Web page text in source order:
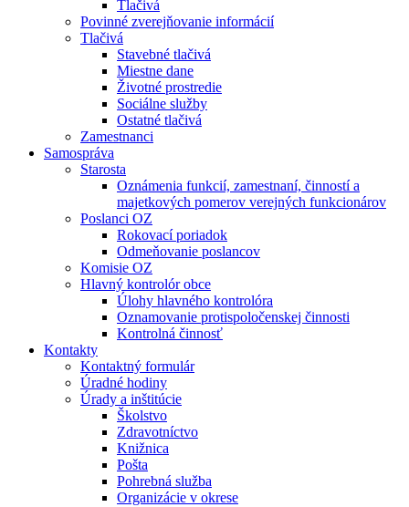
Tlačivá
Povinné zverejňovanie informácií
Tlačivá
Stavebné tlačivá
Miestne dane
Životné prostredie
Sociálne služby
Ostatné tlačivá
Zamestnanci
Samospráva
Starosta
Oznámenia funkcií, zamestnaní, činností a
majetkových pomerov verejných funkcionárov
Poslanci OZ
Rokovací poriadok
Odmeňovanie poslancov
Komisie OZ
Hlavný kontrolór obce
Úlohy hlavného kontrolóra
Oznamovanie protispoločenskej činnosti
Kontrolná činnosť
Kontakty
Kontaktný formulár
Úradné hodiny
Úrady a inštitúcie
Školstvo
Zdravotníctvo
Knižnica
Pošta
Pohrebná služba
Organizácie v okrese